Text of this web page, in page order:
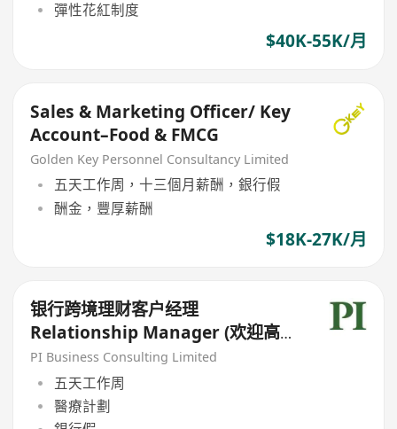
彈性花紅制度
$40K-55K/月
Sales & Marketing Officer/ Key
Account–Food & FMCG
Golden Key Personnel Consultancy Limited
五天工作周，十三個月薪酬，銀行假
酬金，豐厚薪酬
$18K-27K/月
银行跨境理财客户经理
Relationship Manager (欢迎高
才/优才/IANG/受养人;可转正/续
签）
PI Business Consulting Limited
五天工作周
醫療計劃